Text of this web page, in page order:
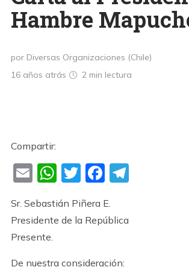
Hambre
por Diversas Organizaciones (Chile)
16 años atrás
2 min lectura
Compartir:
EmailWhatsApp
TwitterFacebook
Sr. Sebastián Piñera E.
Presidente de la República
Presente.
De nuestra consideración: